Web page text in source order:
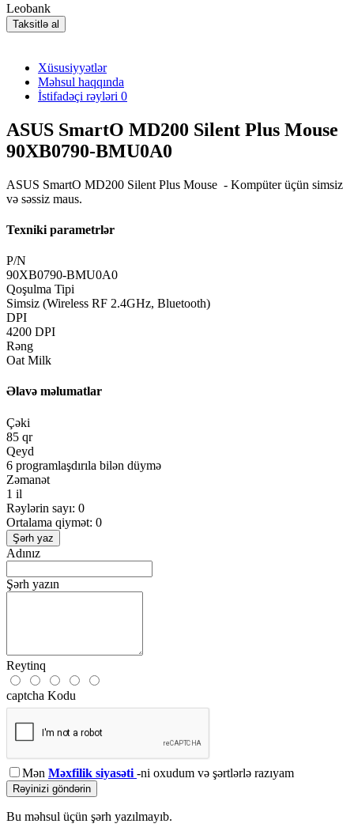
Leobank
Taksitlə al
Xüsusiyyətlər
Məhsul haqqında
İstifadəçi rəyləri 0
ASUS SmartO MD200 Silent Plus Mouse
90XB0790-BMU0A0
ASUS SmartO MD200 Silent Plus Mouse - Kompüter üçün simsiz
və səssiz maus.
Texniki parametrlər
P/N
90XB0790-BMU0A0
Qoşulma Tipi
Simsiz (Wireless RF 2.4GHz, Bluetooth)
DPI
4200 DPI
Rəng
Oat Milk
Əlavə məlumatlar
Çəki
85 qr
Qeyd
6 programlaşdırıla bilən düymə
Zəmanət
1 il
Rəylərin sayı: 0
Ortalama qiymət: 0
Şərh yaz
Adınız
Şərh yazın
Reytinq
captcha Kodu
Mən Məxfilik siyasəti -ni oxudum və şərtlərlə razıyam
Rəyinizi göndərin
Bu məhsul üçün şərh yazılmayıb.